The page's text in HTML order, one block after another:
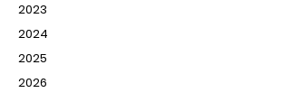
2023
2024
2025
2026